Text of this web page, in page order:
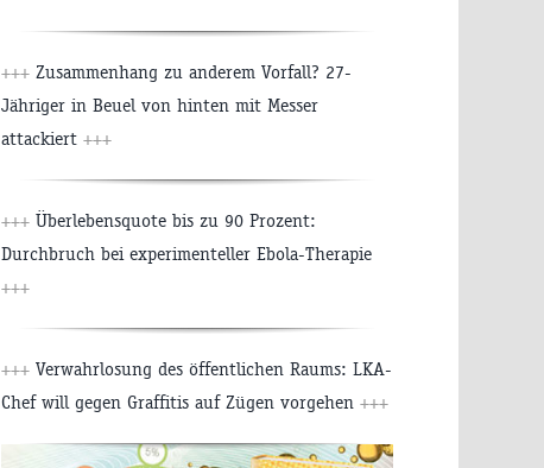
+++ Zusammenhang zu anderem Vorfall? 27-
Jähriger in Beuel von hinten mit Messer
attackiert +++
+++ Überlebensquote bis zu 90 Prozent:
Durchbruch bei experimenteller Ebola-Therapie
+++
+++ Verwahrlosung des öffentlichen Raums: LKA-
Chef will gegen Graffitis auf Zügen vorgehen +++